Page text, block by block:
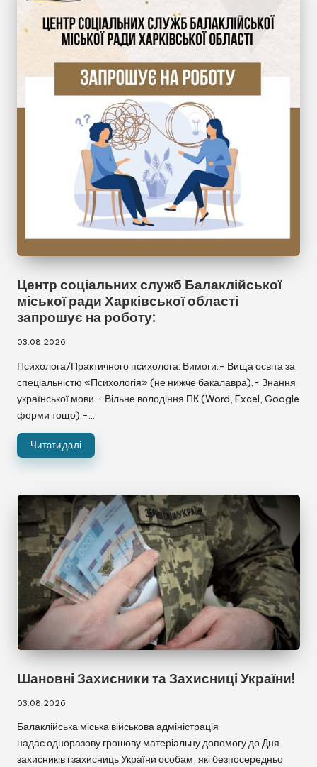
Центр соціальних служб Балаклійської
міської ради Харківської області
запрошує на роботу:
03.08.2026
Психолога/Практичного психолога. Вимоги:- Вища освіта за
спеціальністю «Психологія» (не нижче бакалавра).- Знання
української мови.- Вільне володіння ПК (Word, Excel, Google
форми тощо).-…
Читати далі
Шановні Захисники та Захисниці України!
03.08.2026
Балаклійська міська військова адміністрація
надає одноразову грошову матеріальну допомогу до Дня
захисників і захисниць України особам, які безпосередньо